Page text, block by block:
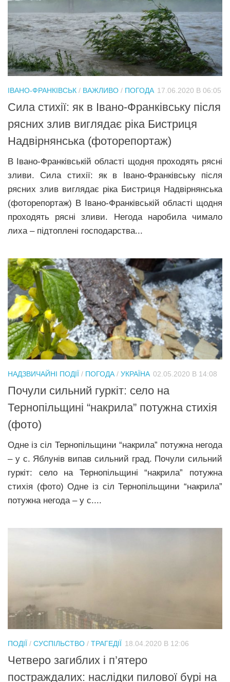
ІВАНО-ФРАНКІВСЬК / ВАЖЛИВО / ПОГОДА 17.06.2020 В 06:05
Сила стихії: як в Івано-Франківську після
рясних злив виглядає ріка Бистриця
Надвірнянська (фоторепортаж)
В Івано-Франківській області щодня проходять рясні
зливи. Сила стихії: як в Івано-Франківську після
рясних злив виглядає ріка Бистриця Надвірнянська
(фоторепортаж) В Івано-Франківській області щодня
проходять рясні зливи. Негода наробила чимало
лиха – підтоплені господарства...
НАДЗВИЧАЙНІ ПОДІЇ / ПОГОДА / УКРАЇНА 02.05.2020 В 14:08
Почули сильний гуркіт: село на
Тернопільщині “накрила” потужна стихія
(фото)
Одне із сіл Тернопільщини “накрила” потужна негода
– у с. Яблунів випав сильний град. Почули сильний
гуркіт: село на Тернопільщині “накрила” потужна
стихія (фото) Одне із сіл Тернопільщини “накрила”
потужна негода – у с....
ПОДІЇ / СУСПІЛЬСТВО / ТРАГЕДІЇ 18.04.2020 В 12:06
Четверо загиблих і п’ятеро
постраждалих: наслідки пилової бурі на